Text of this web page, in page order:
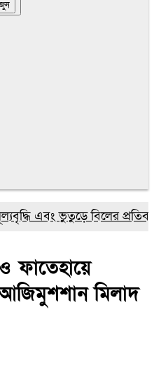
এবং ভুতুড়ে বিলের প্রতিবাদে
ফাতেহায়ে
মিলাদ